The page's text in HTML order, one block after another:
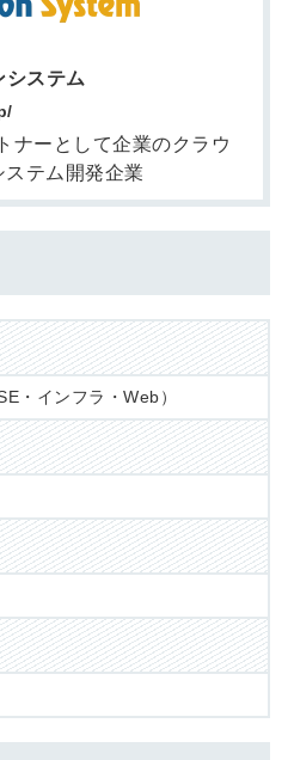
システム
ナーとして企業のクラウ
ステム開発企業
・インフラ・Web）